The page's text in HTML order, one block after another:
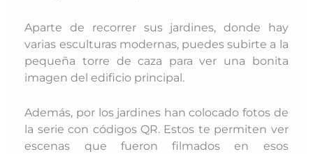
Aparte de recorrer sus jardines, donde hay
varias esculturas modernas, puedes subirte a la
pequeña torre de caza para ver una bonita
imagen del edificio principal.
Además, por los jardines han colocado fotos de
la serie con códigos QR. Estos te permiten ver
escenas que fueron filmados en esos